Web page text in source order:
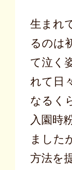
生まれ
るのは
て泣く
れて日
なるく
入園時
ました
方法を